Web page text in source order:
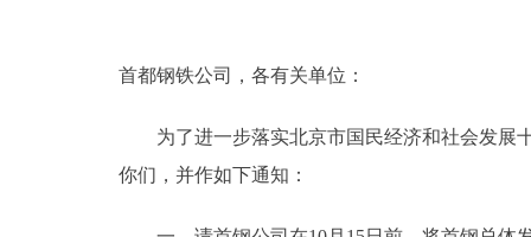
政务服务
首都钢铁公司，各有关单位：
为了进一步落实北京市国民经济和社会发展十
你们，并作如下通知：